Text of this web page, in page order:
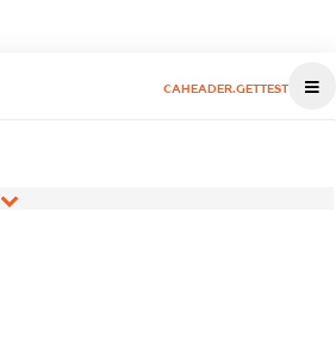
CAHEADER.GETTEST